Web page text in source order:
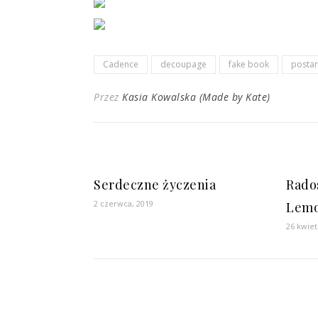
Cadence decoupage fake book
Przez Kasia Kowalska (Made by Kate)
Serdeczne życzenia
2 czerwca, 2019
26